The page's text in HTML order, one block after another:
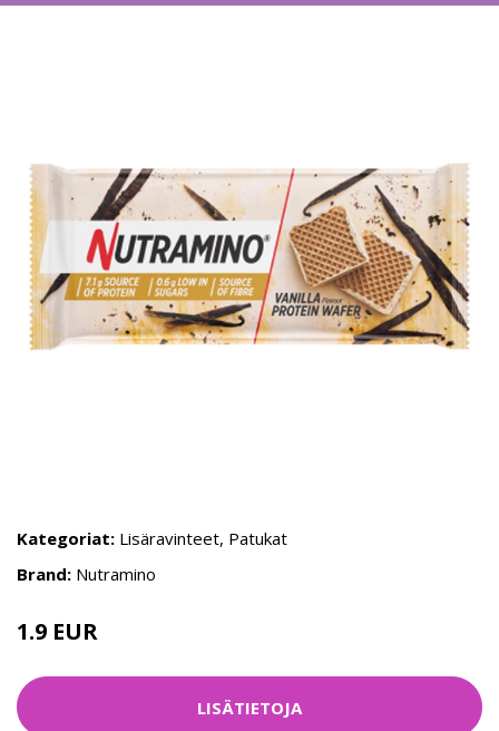
Kategoriat: Lisäravinteet, Patukat
Brand: Nutramino
1.9 EUR
LISÄTIETOJA